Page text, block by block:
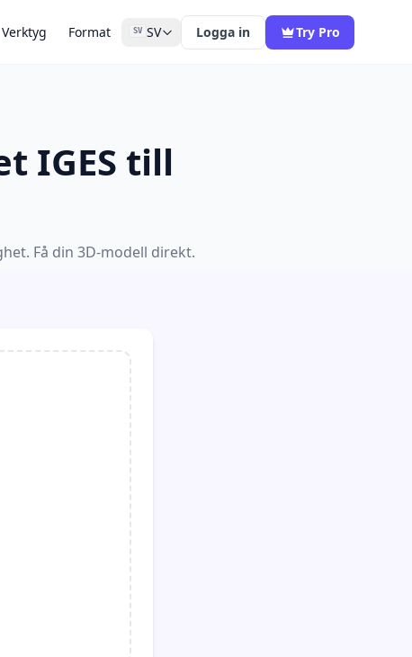
Verktyg Format SV SV Logga in Try Pro
IGES till
Få din 3D-modell direkt.